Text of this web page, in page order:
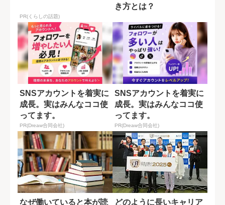
PR(くらしの話題)
き方とは？
SNSアカウントを着実に
成長。実はみんなココ使
ってます。
PR(Dreaw合同会社)
SNSアカウントを着実に
成長。実はみんなココ使
ってます。
PR(Dreaw合同会社)
なぜ働いていると本が読
どのように長いキャリア